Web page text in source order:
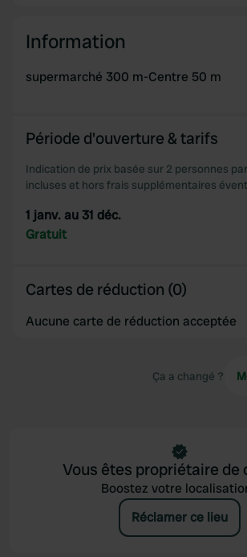
Information
supermarché 300 m-Centre 50 m
Période d'ouverture & tarifs
Indication de prix basée sur 2 personnes
incluses et hors frais supplémentaires
1 janv. au 31 déc.
Gratuit
Cartes de réduction (0)
Aucune carte de réduction acceptée
Ça a changé ?
Vous êtes propriétaire de
Boostez votre
Réclamer ce lieu